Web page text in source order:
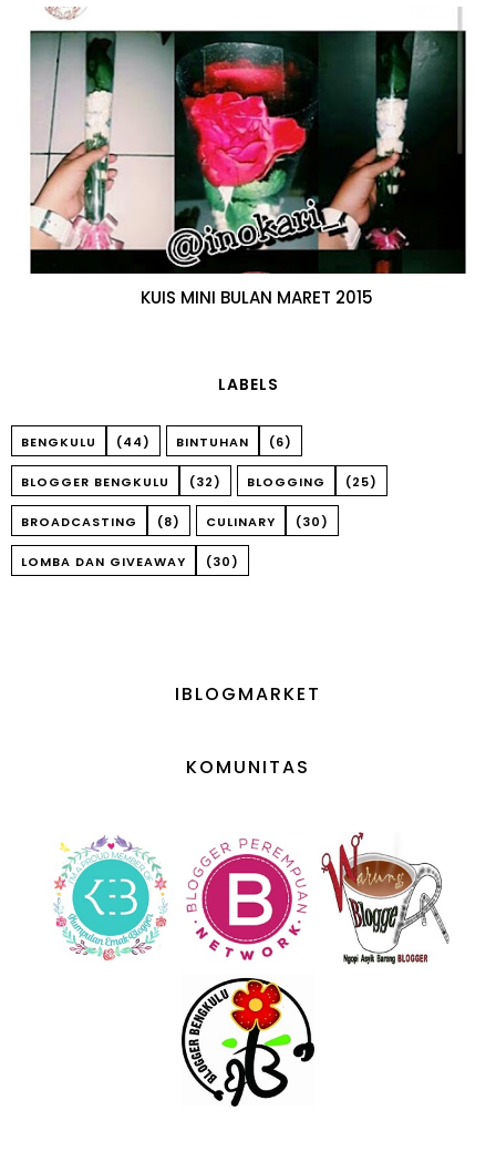
KUIS MINI BULAN MARET 2015
LABELS
BENGKULU (44) BINTUHAN (6)
BLOGGER BENGKULU (32) BLOGGING (25)
BROADCASTING (8) CULINARY (30)
LOMBA DAN GIVEAWAY (30)
IBLOGMARKET
KOMUNITAS